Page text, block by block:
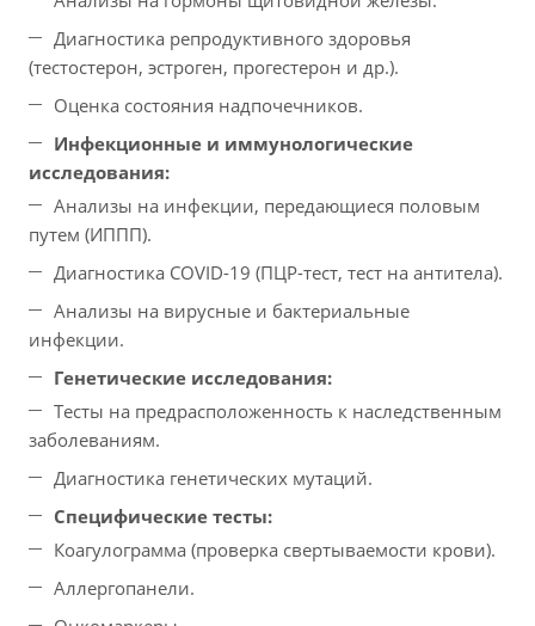
Диагностика репродуктивного здоровья
(тестостерон, эстроген, прогестерон и др.).
Оценка состояния надпочечников.
Инфекционные и иммунологические
исследования:
Анализы на инфекции, передающиеся половым
путем (ИППП).
Диагностика COVID-19 (ПЦР-тест, тест на антитела).
Анализы на вирусные и бактериальные
инфекции.
Генетические исследования:
Тесты на предрасположенность к наследственным
заболеваниям.
Диагностика генетических мутаций.
Специфические тесты:
Коагулограмма (проверка свертываемости крови).
Аллергопанели.